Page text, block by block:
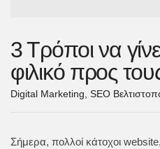
3 Τρόποι να
φιλικό προς
Digital Marketing SEO
Σήμερα, πολλοί κάτοχοι